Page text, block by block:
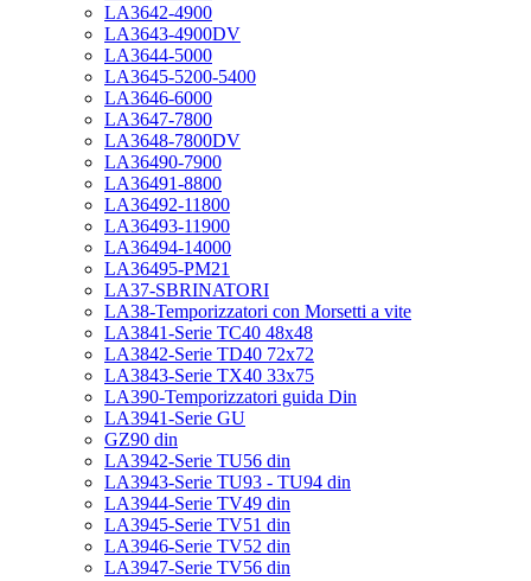
LA3642-4900
LA3643-4900DV
LA3644-5000
LA3645-5200-5400
LA3646-6000
LA3647-7800
LA3648-7800DV
LA36490-7900
LA36491-8800
LA36492-11800
LA36493-11900
LA36494-14000
LA36495-PM21
LA37-SBRINATORI
LA38-Temporizzatori con Morsetti a vite
LA3841-Serie TC40 48x48
LA3842-Serie TD40 72x72
LA3843-Serie TX40 33x75
LA390-Temporizzatori guida Din
LA3941-Serie GU
GZ90 din
LA3942-Serie TU56 din
LA3943-Serie TU93 - TU94 din
LA3944-Serie TV49 din
LA3945-Serie TV51 din
LA3946-Serie TV52 din
LA3947-Serie TV56 din